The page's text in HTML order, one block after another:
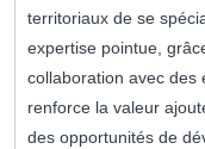
territoriaux de se
expertise pointue,
collaboration avec des
renforce la valeur
des opportunités de